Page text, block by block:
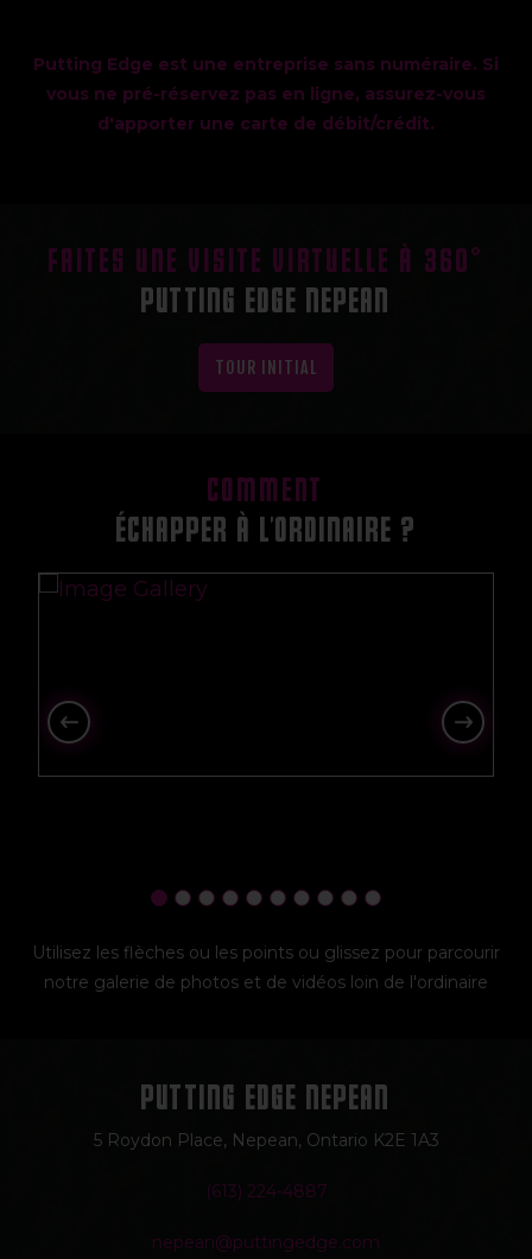
Putting Edge est une entreprise sans numéraire. Si
vous ne pré-réservez pas en ligne, assurez-vous
d'apporter une carte de débit/crédit.
FAITES UNE VISITE VIRTUELLE À 360°
PUT ING EDGE NEPEAN
TOUR INITIAL
COMMENT
ÉCHAPPER À L'ORDINAIRE ?
Utilisez les flèches ou les points ou glissez pour parcourir
notre galerie de photos et de vidéos loin de l'ordinaire
PUTT ING EDGE NEPEAN
5 Roydon Place, Nepean, Ontario K2E 1A3
(613) 224-4887
nepean@puttingedge.com